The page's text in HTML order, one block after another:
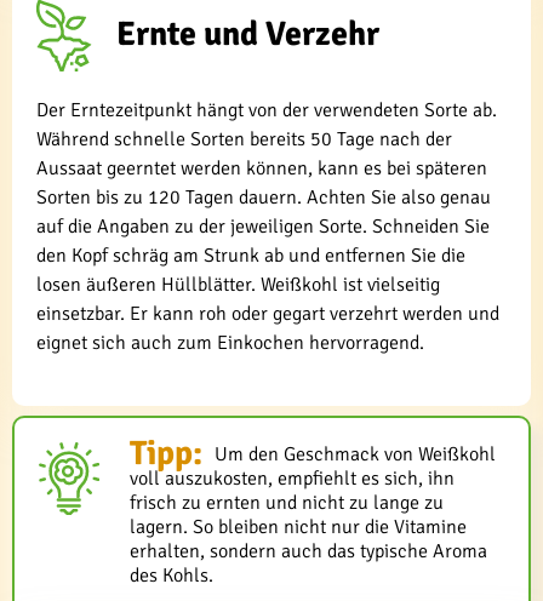
Ernte und Verzehr
Der Erntezeitpunkt hängt von der verwendeten Sorte ab.
Während schnelle Sorten bereits 50 Tage nach der
Aussaat geerntet werden können, kann es bei späteren
Sorten bis zu 120 Tagen dauern. Achten Sie also genau
auf die Angaben zu der jeweiligen Sorte. Schneiden Sie
den Kopf schräg am Strunk ab und entfernen Sie die
losen äußeren Hüllblätter. Weißkohl ist vielseitig
einsetzbar. Er kann roh oder gegart verzehrt werden und
eignet sich auch zum Einkochen hervorragend.
Tipp: Um den Geschmack von Weißkohl
voll auszukosten, empfiehlt es sich, ihn
frisch zu ernten und nicht zu lange zu
lagern. So bleiben nicht nur die Vitamine
erhalten, sondern auch das typische Aroma
des Kohls.